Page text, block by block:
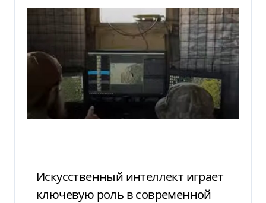
Искусственный интеллект играет
ключевую роль в современной